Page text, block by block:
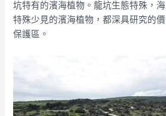
坑特有的濱海植物。龍坑生態特殊，
特殊少見的濱海植物，都深具研究的
保護區。